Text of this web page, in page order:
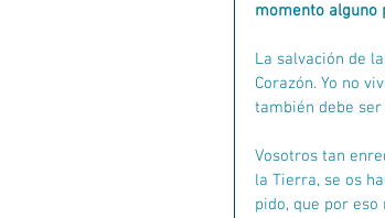
momento alguno
La salvación de
Corazón. Yo no
también debe
Vosotros tan
la Tierra, se os
pido, que por